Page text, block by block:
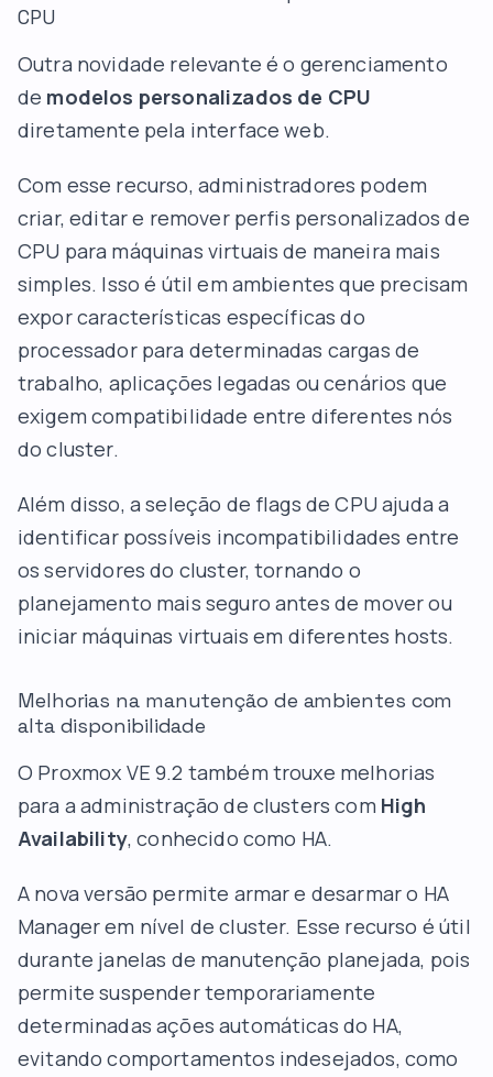
CPU
Outra novidade relevante é o gerenciamento
de modelos personalizados de CPU
diretamente pela interface web.
Com esse recurso, administradores podem
criar, editar e remover perfis personalizados de
CPU para máquinas virtuais de maneira mais
simples. Isso é útil em ambientes que precisam
expor características específicas do
processador para determinadas cargas de
trabalho, aplicações legadas ou cenários que
exigem compatibilidade entre diferentes nós
do cluster.
Além disso, a seleção de flags de CPU ajuda a
identificar possíveis incompatibilidades entre
os servidores do cluster, tornando o
planejamento mais seguro antes de mover ou
iniciar máquinas virtuais em diferentes hosts.
Melhorias na manutenção de ambientes com
alta disponibilidade
O Proxmox VE 9.2 também trouxe melhorias
para a administração de clusters com High
Availability, conhecido como HA.
A nova versão permite armar e desarmar o HA
Manager em nível de cluster. Esse recurso é útil
durante janelas de manutenção planejada, pois
permite suspender temporariamente
determinadas ações automáticas do HA,
evitando comportamentos indesejados, como